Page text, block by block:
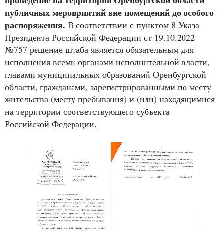
публичных мероприятий вне помещений до особого
распоряжения. В соответствии с пунктом 8 Указа
Президента Российской Федерации от 19.10.2022
№757 решение штаба является обязательным для
исполнения всеми органами исполнительной власти,
главами муниципальных образований Оренбургской
области, гражданами, зарегистрированными по месту
жительства (месту пребывания) и (или) находящимися
на территории соответствующего субъекта
Российской Федерации.